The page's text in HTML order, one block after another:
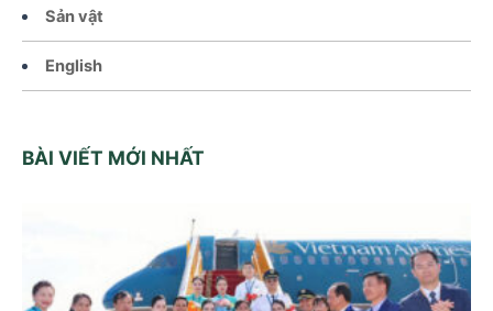
Sản vật
English
BÀI VIẾT MỚI NHẤT